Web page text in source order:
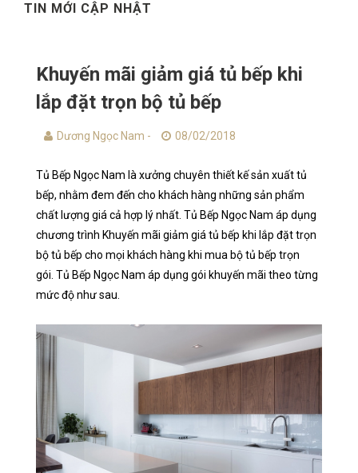
TIN MỚI CẬP NHẬT
Khuyến mãi giảm giá tủ bếp khi
lắp đặt trọn bộ tủ bếp
Dương Ngọc Nam - 08/02/2018
Tủ Bếp Ngọc Nam là xưởng chuyên thiết kế sản xuất tủ
bếp, nhằm đem đến cho khách hàng những sản phẩm
chất lượng giá cả hợp lý nhất. Tủ Bếp Ngọc Nam áp dụng
chương trình Khuyến mãi giảm giá tủ bếp khi lắp đặt trọn
bộ tủ bếp cho mọi khách hàng khi mua bộ tủ bếp trọn
gói. Tủ Bếp Ngọc Nam áp dụng gói khuyến mãi theo từng
mức độ như sau.